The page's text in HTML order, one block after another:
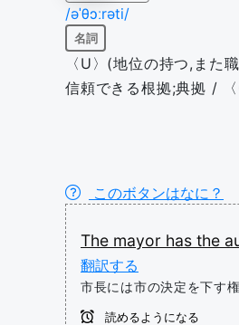
/əˈθɔːrəti/
名詞
〈U〉(地位の持つ,また
信頼できる根拠;典拠 /
このボタンはなに？
The mayor has the
翻訳する
市長には市の決定を下す
読めるようになる